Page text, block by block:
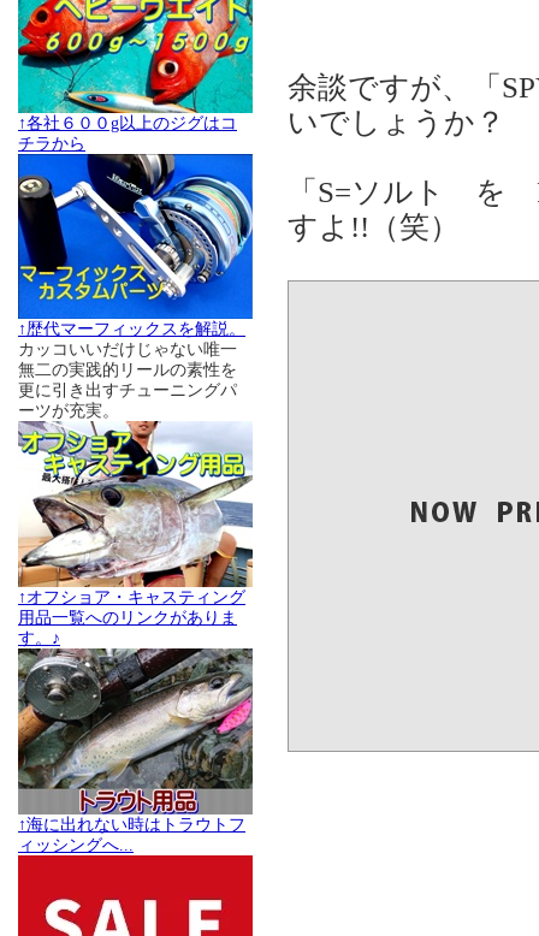
↑各社６００g以上のジグはコ
チラから
↑歴代マーフィックスを解説。
カッコいいだけじゃない唯一
無二の実践的リールの素性を
更に引き出すチューニングパ
ーツが充実。
↑オフショア・キャスティング
用品一覧へのリンクがありま
す。♪
↑海に出れない時はトラウトフ
ィッシングへ...
余談ですが、「
いでしょうか？
「S=ソルト
すよ!!（笑）